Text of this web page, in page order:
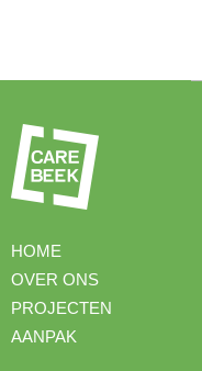
HOME
OVER ONS
PROJECTEN
AANPAK